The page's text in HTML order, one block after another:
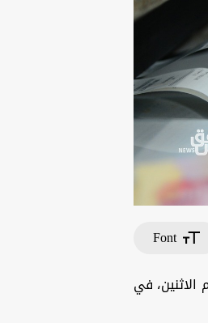
Font
الاثنين، في